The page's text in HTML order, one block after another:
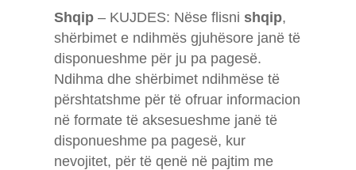
Shqip – KUJDES: Nëse flisni shqip,
shërbimet e ndihmës gjuhësore janë të
disponueshme për ju pa pagesë.
Ndihma dhe shërbimet ndihmëse të
përshtatshme për të ofruar informacion
në formate të aksesueshme janë të
disponueshme pa pagesë, kur
nevojitet, për të qenë në pajtim me